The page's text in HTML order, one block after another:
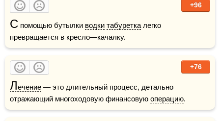
+96
С помощью бутылки водки табуретка легко
превращается в кресло—качалку.
+76
Лечение — это длительный процесс, детально
отражающий многоходовую финансовую операцию.